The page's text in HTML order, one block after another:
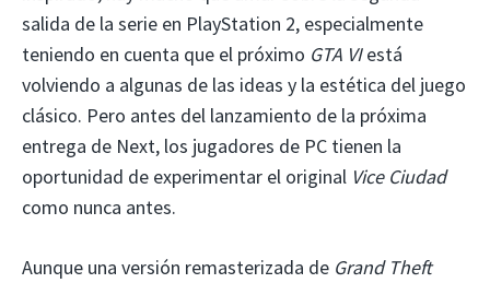
salida de la serie en PlayStation 2, especialmente
teniendo en cuenta que el próximo GTA VIestá
volviendo a algunas de las ideas y la estética del juego
clásico. Pero antes del lanzamiento de la próxima
entrega de Next, los jugadores de PC tienen la
oportunidad de experimentar el original Vice Ciudad
como nunca antes.
Aunque una versión remasterizada de Grand Theft